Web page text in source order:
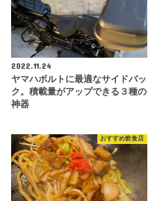
2022.11.24
ヤマハボルトに最適なサイドバッ
ク。積載量がアップできる３種の
神器
おすすめ飲食店